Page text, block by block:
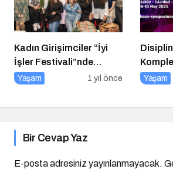
Kadın Girişimciler “İyi
İşler Festivali”nde
Buluştu
Yaşam 1 yıl önce Yaşam
Bir Cevap Yaz
E-posta adresiniz yayınlanmayacak.